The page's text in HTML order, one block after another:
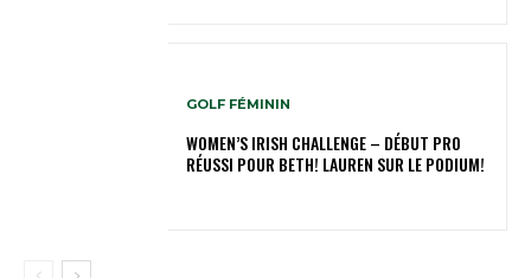
GOLF FÉMININ
WOMEN’S IRISH CHALLENGE – DÉBUT PRO
RÉUSSI POUR BETH! LAUREN SUR LE PODIUM!